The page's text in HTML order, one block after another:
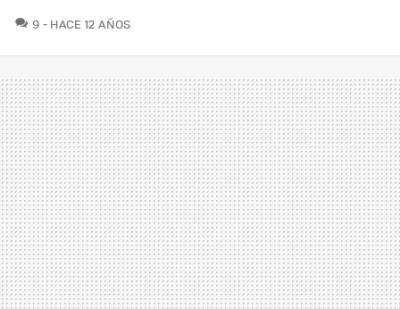
9 COMENTARIOS
HACE 12 AÑOS